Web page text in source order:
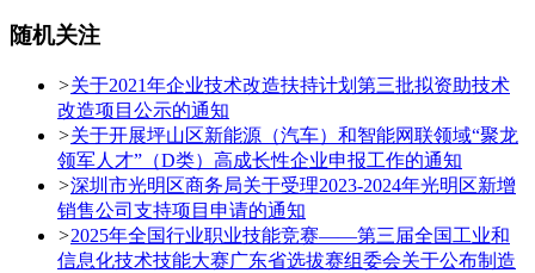
随机关注
>关于2021年企业技术改造扶持计划第三批拟资助技术
改造项目公示的通知
>关于开展坪山区新能源（汽车）和智能网联领域“聚龙
领军人才”（D类）高成长性企业申报工作的通知
>深圳市光明区商务局关于受理2023-2024年光明区新增
销售公司支持项目申请的通知
>2025年全国行业职业技能竞赛——第三届全国工业和
信息化技术技能大赛广东省选拔赛组委会关于公布制造